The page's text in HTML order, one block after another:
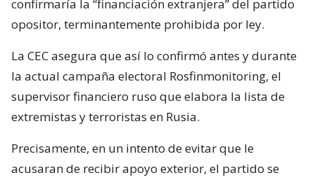
confirmaría la “financiación extranjera” del partido
opositor, terminantemente prohibida por ley.
La CEC asegura que así lo confirmó antes y durante
la actual campaña electoral Rosfinmonitoring, el
supervisor financiero ruso que elabora la lista de
extremistas y terroristas en Rusia.
Precisamente, en un intento de evitar que le
acusaran de recibir apoyo exterior, el partido se